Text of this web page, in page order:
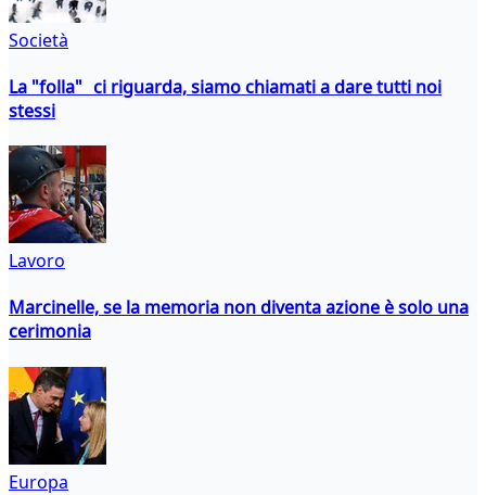
Società
La "folla" ci riguarda, siamo chiamati a dare tutti noi
stessi
Lavoro
Marcinelle, se la memoria non diventa azione è solo una
cerimonia
Europa